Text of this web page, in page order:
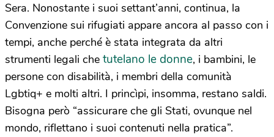
Sera. Nonostante i suoi settant’anni, continua, la
Convenzione sui rifugiati appare ancora al passo con i
tempi, anche perché è stata integrata da altri
strumenti legali che tutelano le donne, i bambini, le
persone con disabilità, i membri della comunità
Lgbtiq+ e molti altri. I princìpi, insomma, restano saldi.
Bisogna però “assicurare che gli Stati, ovunque nel
mondo, riflettano i suoi contenuti nella pratica”.